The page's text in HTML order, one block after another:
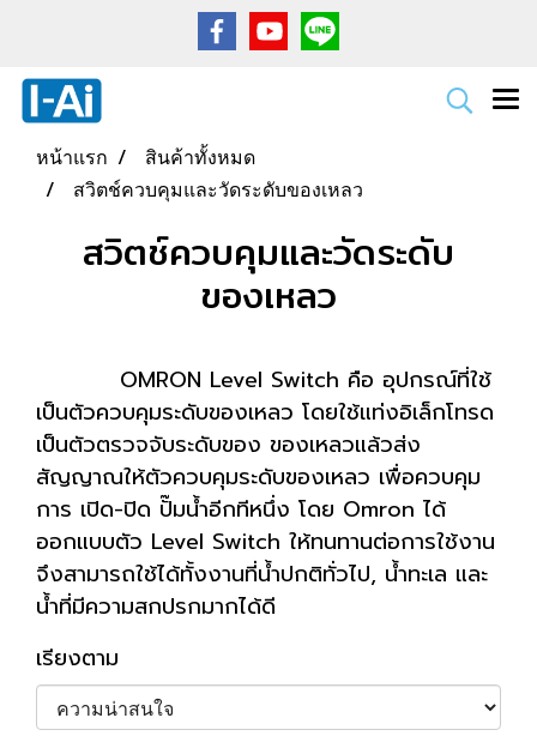
หน้าแรก
สินค้าทั้งหมด
สวิตช์ควบคุมและวัดระดับของเหลว
สวิตช์ควบคุมและวัดระดับ
ของเหลว
OMRON Level Switch คือ อุปกรณ์ที่ใช้
เป็นตัวควบคุมระดับของเหลว โดยใช้แท่งอิเล็กโทรด
เป็นตัวตรวจจับระดับของ ของเหลวแล้วส่ง
สัญญาณให้ตัวควบคุมระดับของเหลว เพื่อควบคุม
การ เปิด-ปิด ปั๊มน้ำอีกทีหนึ่ง โดย Omron ได้
ออกแบบตัว Level Switch ให้ทนทานต่อการใช้งาน
จึงสามารถใช้ได้ทั้งงานที่น้ำปกติทั่วไป, น้ำทะเล และ
น้ำที่มีความสกปรกมากได้ดี
เรียงตาม